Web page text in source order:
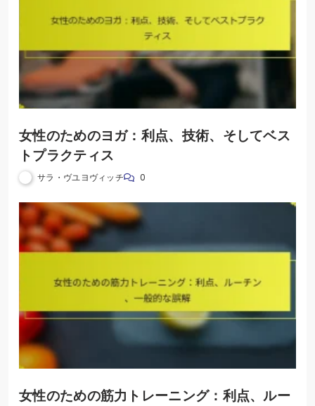
女性のためのヨガ：利点、技術、そしてベス
トプラクティス
サラ・ヴユヨヴィッチ 0
女性のための筋力トレーニング：利点、ルー